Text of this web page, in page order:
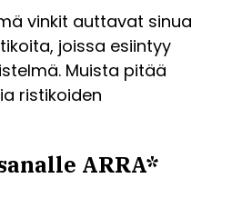
vinkit auttavat sinua
joissa esiintyy
Muista pitää
ristikoiden
ARRA*